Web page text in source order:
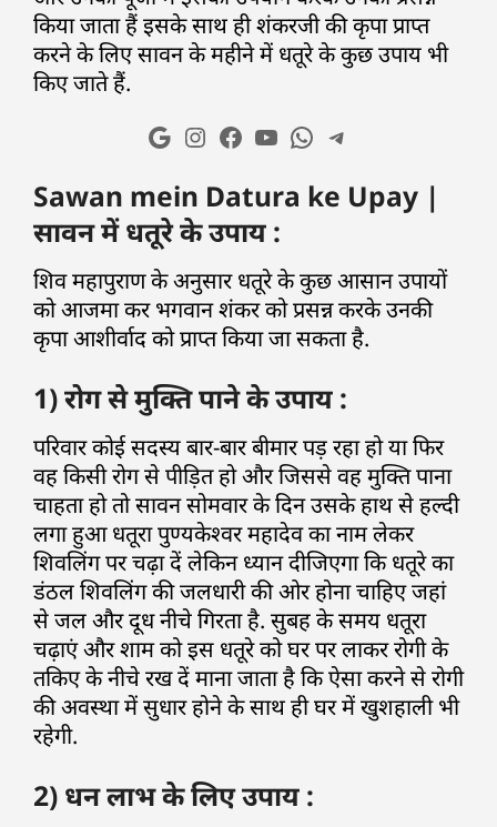
किया जाता हैं इसके साथ ही शंकरजी की कृपा प्राप्त
करने के लिए सावन के महीने में धतूरे के कुछ उपाय भी
किए जाते हैं.
Sawan mein Datura ke Upay |
सावन में धतूरे के उपाय :
शिव महापुराण के अनुसार धतूरे के कुछ आसान उपायों
को आजमा कर भगवान शंकर को प्रसन्न करके उनकी
कृपा आशीर्वाद को प्राप्त किया जा सकता है.
1) रोग से मुक्ति पाने के उपाय :
परिवार कोई सदस्य बार-बार बीमार पड़ रहा हो या फिर
वह किसी रोग से पीड़ित हो और जिससे वह मुक्ति पाना
चाहता हो तो सावन सोमवार के दिन उसके हाथ से हल्दी
लगा हुआ धतूरा पुण्यकेश्वर महादेव का नाम लेकर
शिवलिंग पर चढ़ा दें लेकिन ध्यान दीजिएगा कि धतूरे का
डंठल शिवलिंग की जलधारी की ओर होना चाहिए जहां
से जल और दूध नीचे गिरता है. सुबह के समय धतूरा
चढ़ाएं और शाम को इस धतूरे को घर पर लाकर रोगी के
तकिए के नीचे रख दें माना जाता है कि ऐसा करने से रोगी
की अवस्था में सुधार होने के साथ ही घर में खुशहाली भी
रहेगी.
2) धन लाभ के लिए उपाय :